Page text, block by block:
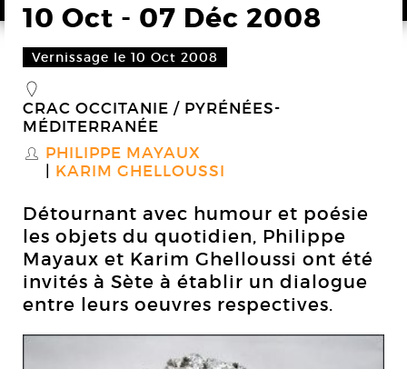
10 Oct - 07 Déc 2008
Vernissage le 10 Oct 2008
_
CRAC OCCITANIE / PYRÉNÉES-
MÉDITERRANÉE
S PHILIPPE MAYAUX
KARIM GHELLOUSSI
Détournant avec humour et poésie
les objets du quotidien, Philippe
Mayaux et Karim Ghelloussi ont été
invités à Sète à établir un dialogue
entre leurs oeuvres respectives.